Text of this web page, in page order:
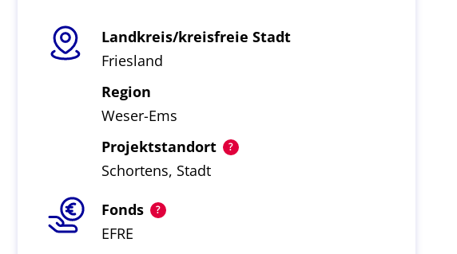
Landkreis/kreisfreie Stadt
Friesland
Region
Weser-Ems
Projektstandort
Schortens, Stadt
Fonds
EFRE